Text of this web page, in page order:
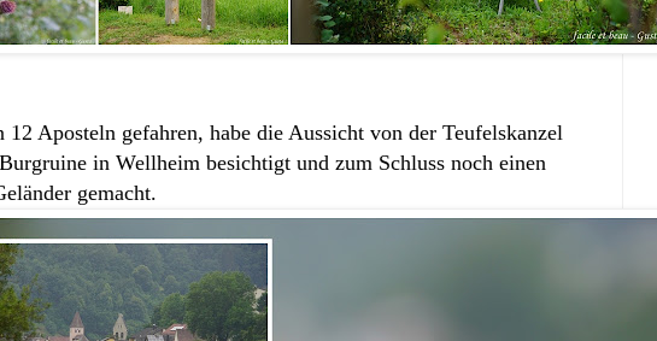
12 Aposteln gefahren, habe die Aussicht von der Teufelskanzel
in Wellheim besichtigt und zum Schluss noch einen
gemacht.